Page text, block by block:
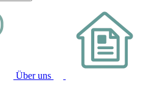
Über uns